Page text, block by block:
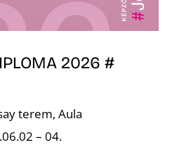
2026 #
terem, Aula
– 04.